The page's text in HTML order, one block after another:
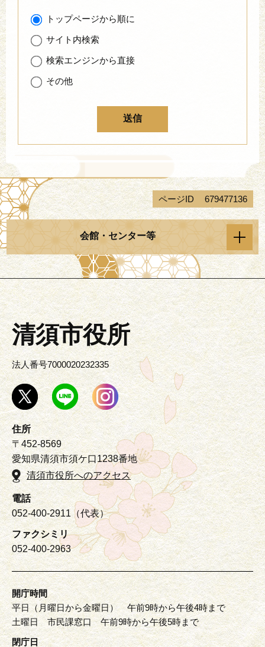
トップページから順に
サイト内検索
検索エンジンから直接
その他
ページID 679477136
会館・センター等
清須市役所
法人番号7000020232335
住所
〒452-8569
愛知県清須市須ケ口1238番地
清須市役所へのアクセス
電話
052-400-2911（代表）
ファクシミリ
052-400-2963
開庁時間
平日（月曜日から金曜日） 午前9時から午後4時まで
土曜日 市民課窓口 午前9時から午後5時まで
閉庁日